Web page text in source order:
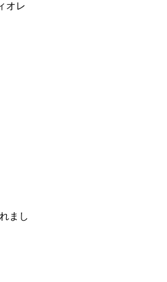
オレ
まし